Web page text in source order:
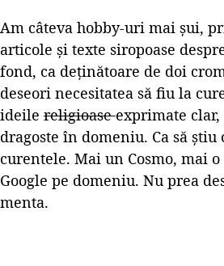
Am câteva hobby-uri mai șui,
articole și texte siropoase
fond, ca deținătoare de doi
deseori necesitatea să fiu la
ideile religioaseexprimate
dragoste în domeniu. Ca să
curentele. Mai un Cosmo, mai
Google pe domeniu. Nu prea
menta.